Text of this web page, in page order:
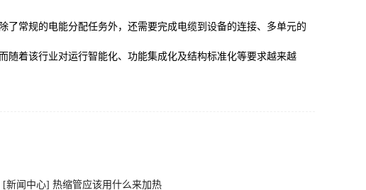
了常规的电能分配任务外，还需要完成电缆到设备的连接、多单元的
随着该行业对运行智能化、功能集成化及结构标准化等要求越来越
[新闻中心] 热缩管应该用什么来加热